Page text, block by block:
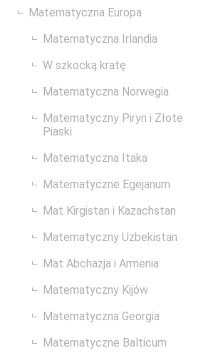
Matematyczna Europa
Matematyczna Irlandia
W szkocką kratę
Matematyczna Norwegia
Matematyczny Piryn i Złote
Piaski
Matematyczna Itaka
Matematyczne Egejanum
Mat Kirgistan i Kazachstan
Matematyczny Uzbekistan
Mat Abchazja i Armenia
Matematyczny Kijów
Matematyczna Georgia
Matematyczne Balticum